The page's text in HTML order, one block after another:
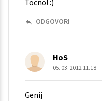
Tocno! :)
ODGOVORI
HoS
05. 03. 2012 11.18
Genij